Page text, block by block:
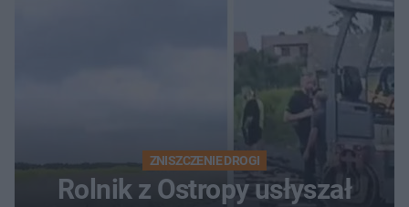
ZNISZCZENIE DROGI
Rolnik z Ostropy usłyszał